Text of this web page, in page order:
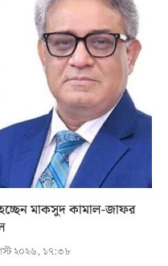
মাকসুদ কামাল-জাফর
২০২৬, ১৭:৩৮